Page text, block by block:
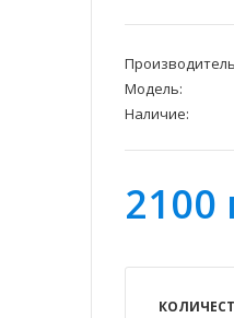
Модель:
Наличие:
2100